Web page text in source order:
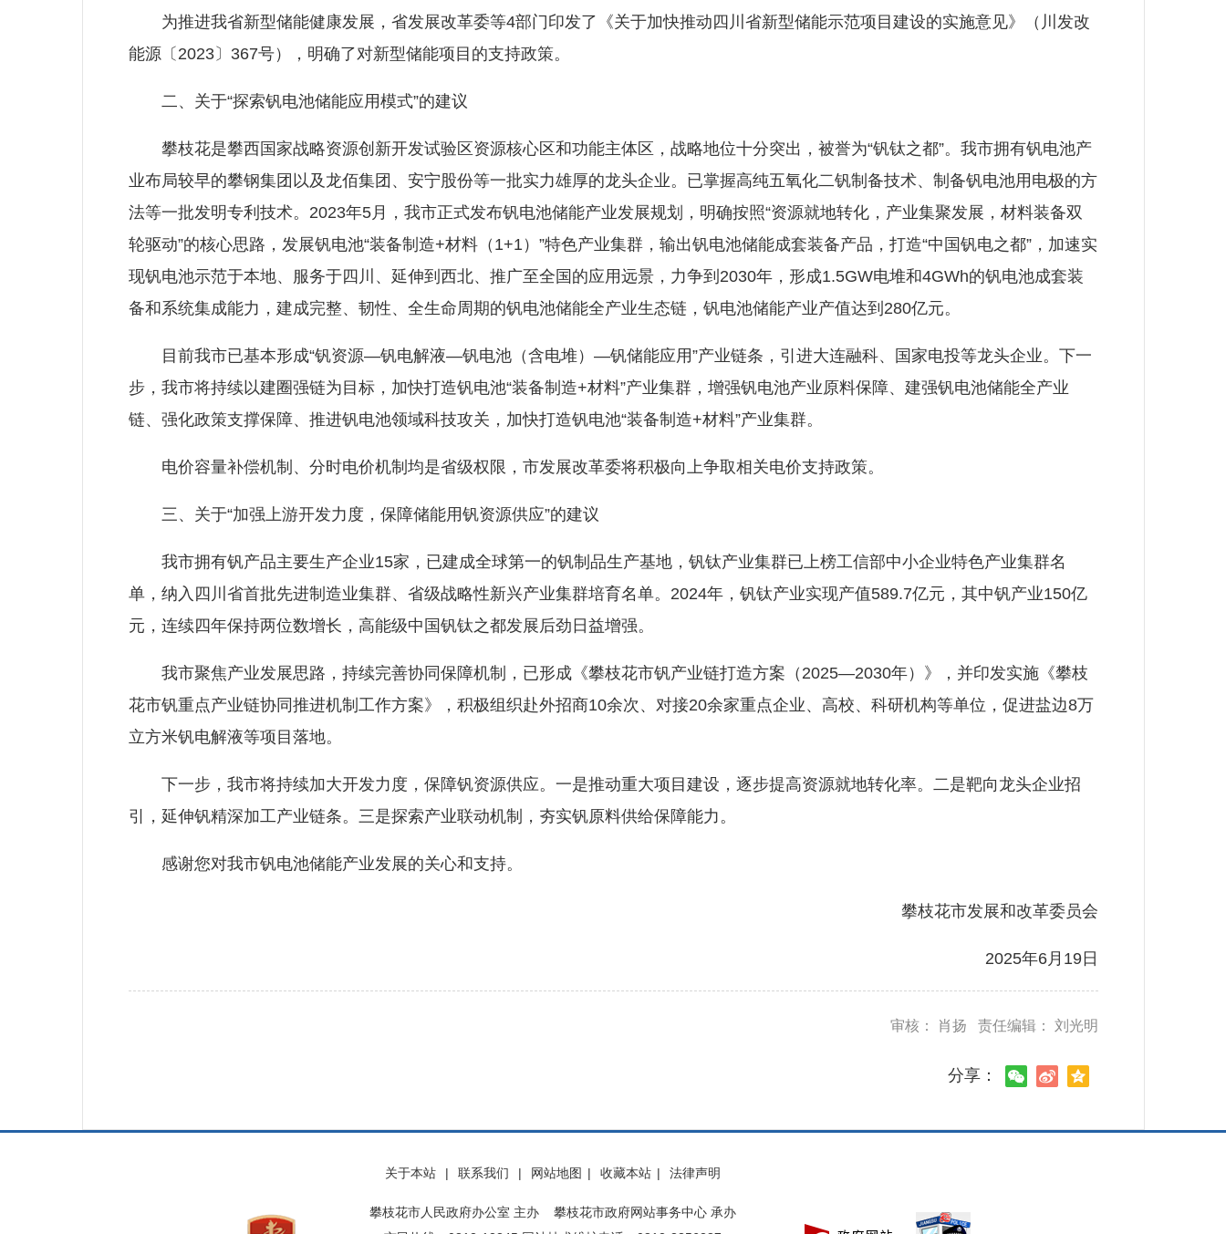
为推进我省新型储能健康发展，省发展改革委等4部门印发了《关于加快推动四川省新型储能示范项目建设的实施意见》（川发改
能源〔2023〕367号），明确了对新型储能项目的支持政策。
二、关于“探索钒电池储能应用模式”的建议
攀枝花是攀西国家战略资源创新开发试验区资源核心区和功能主体区，战略地位十分突出，被誉为“钒钛之都”。我市拥有钒电池产
业布局较早的攀钢集团以及龙佰集团、安宁股份等一批实力雄厚的龙头企业。已掌握高纯五氧化二钒制备技术、制备钒电池用电极的方
法等一批发明专利技术。2023年5月，我市正式发布钒电池储能产业发展规划，明确按照“资源就地转化，产业集聚发展，材料装备双
轮驱动”的核心思路，发展钒电池“装备制造+材料（1+1）”特色产业集群，输出钒电池储能成套装备产品，打造“中国钒电之都”，加速实
现钒电池示范于本地、服务于四川、延伸到西北、推广至全国的应用远景，力争到2030年，形成1.5GW电堆和4GWh的钒电池成套装
备和系统集成能力，建成完整、韧性、全生命周期的钒电池储能全产业生态链，钒电池储能产业产值达到280亿元。
目前我市已基本形成“钒资源—钒电解液—钒电池（含电堆）—钒储能应用”产业链条，引进大连融科、国家电投等龙头企业。下一
步，我市将持续以建圈强链为目标，加快打造钒电池“装备制造+材料”产业集群，增强钒电池产业原料保障、建强钒电池储能全产业
链、强化政策支撑保障、推进钒电池领域科技攻关，加快打造钒电池“装备制造+材料”产业集群。
电价容量补偿机制、分时电价机制均是省级权限，市发展改革委将积极向上争取相关电价支持政策。
三、关于“加强上游开发力度，保障储能用钒资源供应”的建议
我市拥有钒产品主要生产企业15家，已建成全球第一的钒制品生产基地，钒钛产业集群已上榜工信部中小企业特色产业集群名
单，纳入四川省首批先进制造业集群、省级战略性新兴产业集群培育名单。2024年，钒钛产业实现产值589.7亿元，其中钒产业150亿
元，连续四年保持两位数增长，高能级中国钒钛之都发展后劲日益增强。
我市聚焦产业发展思路，持续完善协同保障机制，已形成《攀枝花市钒产业链打造方案（2025—2030年）》，并印发实施《攀枝
花市钒重点产业链协同推进机制工作方案》，积极组织赴外招商10余次、对接20余家重点企业、高校、科研机构等单位，促进盐边8万
立方米钒电解液等项目落地。
下一步，我市将持续加大开发力度，保障钒资源供应。一是推动重大项目建设，逐步提高资源就地转化率。二是靶向龙头企业招
引，延伸钒精深加工产业链条。三是探索产业联动机制，夯实钒原料供给保障能力。
感谢您对我市钒电池储能产业发展的关心和支持。
攀枝花市发展和改革委员会
2025年6月19日
审核： 肖扬 责任编辑： 刘光明
分享：
关于本站 | 联系我们 | 网站地图 | 收藏本站 | 法律声明
攀枝花市人民政府办公室 主办 攀枝花市政府网站事务中心 承办